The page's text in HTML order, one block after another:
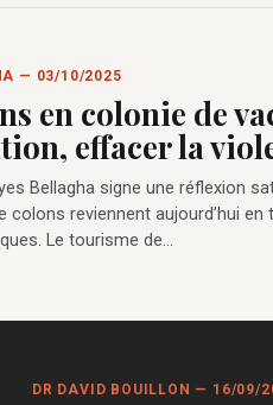
— 03/10/2025
en colonie de
effacer la
Bellagha signe une réflexion
colons reviennent aujourd’hui
Le tourisme de…
DR DAVID BOUILLON — 16/09/